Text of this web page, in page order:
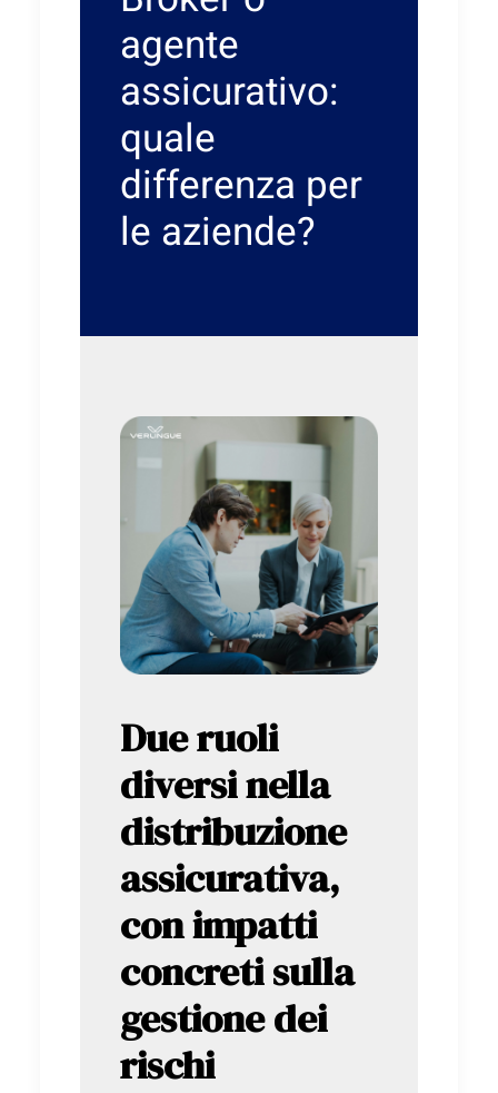
agente
assicurativo:
quale
differenza per
le aziende?
Due ruoli
diversi nella
distribuzione
assicurativa,
con impatti
concreti sulla
gestione dei
rischi